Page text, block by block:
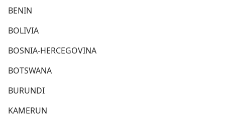
BENIN
BOLIVIA
BOSNIA-HERCEGOVINA
BOTSWANA
BURUNDI
KAMERUN